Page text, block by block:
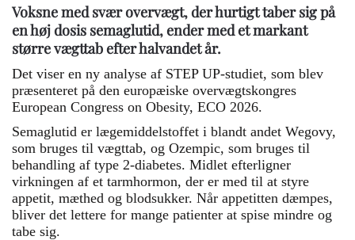
Voksne med svær overvægt, der hurtigt taber sig på
en høj dosis semaglutid, ender med et markant
større vægttab efter halvandet år.
Det viser en ny analyse af STEP UP-studiet, som blev
præsenteret på den europæiske overvægtskongres
European Congress on Obesity, ECO 2026.
Semaglutid er lægemiddelstoffet i blandt andet Wegovy,
som bruges til vægttab, og Ozempic, som bruges til
behandling af type 2-diabetes. Midlet efterligner
virkningen af et tarmhormon, der er med til at styre
appetit, mæthed og blodsukker. Når appetitten dæmpes,
bliver det lettere for mange patienter at spise mindre og
tabe sig.